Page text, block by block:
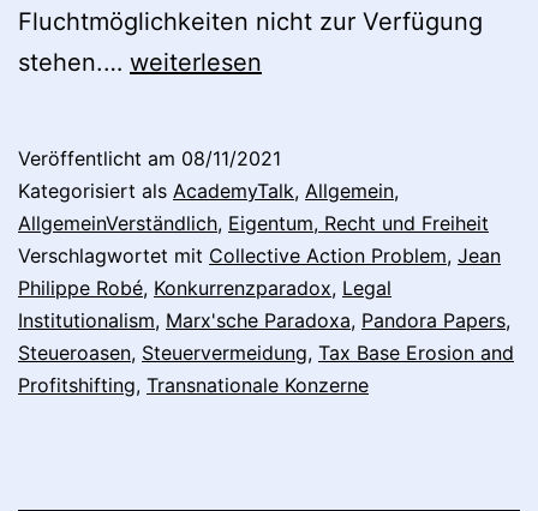
Fluchtmöglichkeiten nicht zur Verfügung
stehen.… DIE
Legal
Institutionalism:
Wie
das
System
von
weiterlesen
Veröffentlicht am 08/11/2021
Kategorisiert als AcademyTalk, Allgemein,
AllgemeinVerständlich, Eigentum, Recht und Freiheit
Verschlagwortet mit Collective Action Problem, Jean
Philippe Robé, Konkurrenzparadox, Legal
Institutionalism, Marx'sche Paradoxa, Pandora Papers,
Steueroasen, Steuervermeidung, Tax Base Erosion and
Profitshifting, Transnationale Konzerne